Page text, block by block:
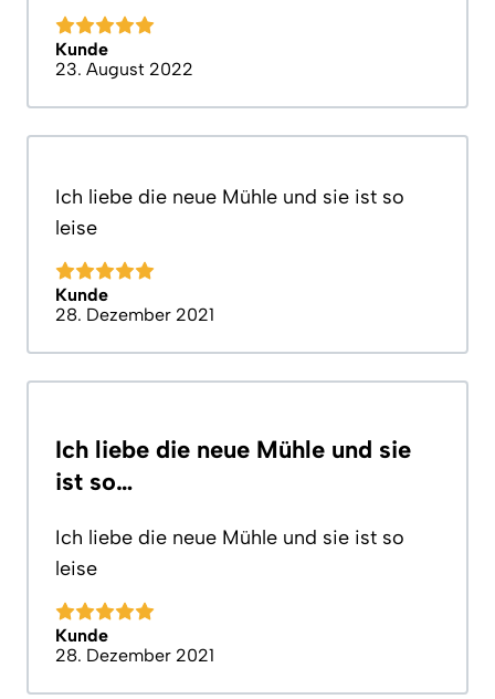
Kunde
23. August 2022
Ich liebe die neue Mühle und sie ist so
leise
Kunde
28. Dezember 2021
Ich liebe die neue Mühle und sie
ist so…
Ich liebe die neue Mühle und sie ist so
leise
Kunde
28. Dezember 2021